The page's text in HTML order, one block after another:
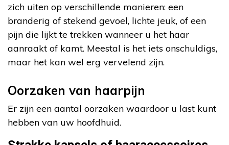
zich uiten op verschillende manieren: een
branderig of stekend gevoel, lichte jeuk, of een
pijn die lijkt te trekken wanneer u het haar
aanraakt of kamt. Meestal is het iets onschuldigs,
maar het kan wel erg vervelend zijn.
Oorzaken van haarpijn
Er zijn een aantal oorzaken waardoor u last kunt
hebben van uw hoofdhuid.